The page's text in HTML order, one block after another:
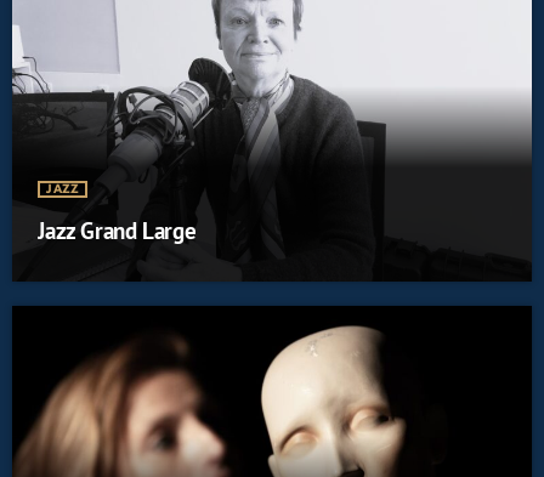
JAZZ
Jazz Grand Large